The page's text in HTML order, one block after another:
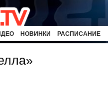
НОВИНКИ РАСПИСАНИЕ